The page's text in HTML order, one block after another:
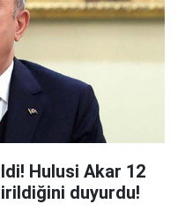
Hulusi Akar 12
duyurdu!